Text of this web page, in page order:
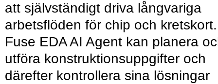
att självständigt driva långvariga
arbetsflöden för chip och kretskort.
Fuse EDA AI Agent kan planera
utföra konstruktionsuppgifter och
därefter kontrollera sina lösningar